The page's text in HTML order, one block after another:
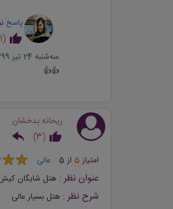
پاسخ
(
1
ﺳﻪشنبه 24 تیر 1399
👍👍
ریحانه بدخشان
(
3
)
امتیاز5 از 5 عالی ★★
★★
عنوان نظر : هتل شايگان
شرح نظر : هتل بسیار عالی